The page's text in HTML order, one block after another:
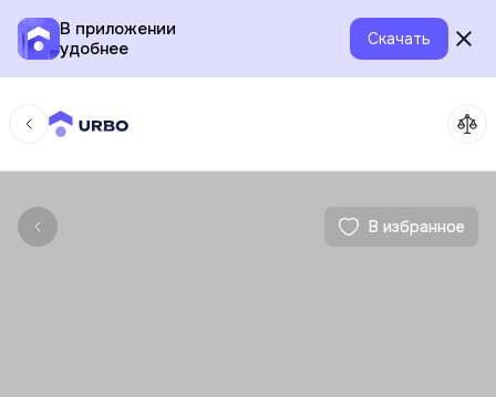
В приложении
удобнее
Скачать
В избранное